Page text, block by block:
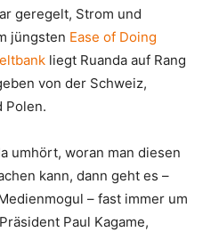
geregelt, Strom und
jüngsten Ease of Doing
liegt Ruanda auf Rang
von der Schweiz,
Polen.
umhört, woran man diesen
kann, dann geht es –
– fast immer um
Paul Kagame,